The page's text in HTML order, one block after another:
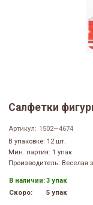
Салфетки
Артикул: 1502—4674
В упаковке: 12 шт.
Мин. партия: 1 упак
Производитель: Веселая
В наличии:3 упак
Скоро:
5 упак